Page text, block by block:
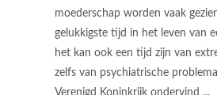
moederschap worden vaak
gelukkigste tijd in het leven van
het kan ook een tijd zijn van
zelfs van psychiatrische
Verenigd Koninkrijk ondervind ...